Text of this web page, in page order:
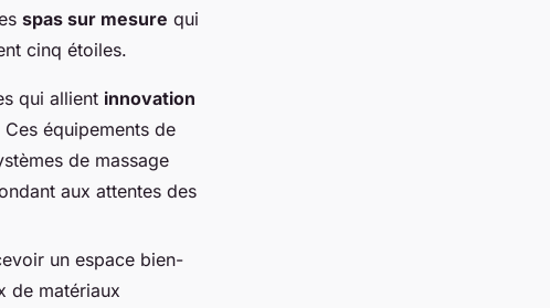
spas sur mesure qui
cinq étoiles.
qui allient innovation
équipements de
de massage
aux attentes des
un espace bien-
de matériaux